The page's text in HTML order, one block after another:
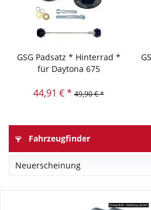
GSG Padsatz * Hinterrad *
für Daytona 675
44,91 € * 49,90 € *
Fahrzeugfinder